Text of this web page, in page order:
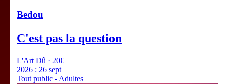
Bedou
C'est pas la question
L'Art Dû · 20€
2026 : 26 sept
Tout public - Adultes